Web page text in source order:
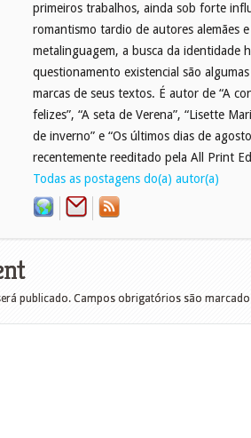
primeiros trabalhos, ainda sob forte
romantismo tardio de autores alemães
metalinguagem, a busca da identidade
questionamento existencial são
marcas de seus textos. É autor de “A
felizes”, “A seta de Verena”, “Lisette
de inverno” e “Os últimos dias de
recentemente reeditado pela All Print
Todas as postagens do(a) autor(a)
publicado. Campos obrigatórios são